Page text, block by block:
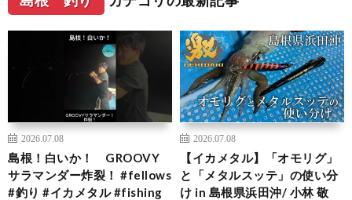
2026.07.08
島根！白いか！ GROOVY
サラマンダー炸裂！ #fellows
#釣り #イカメタル #fishing
2026.07.08
【イカメタル】「オモリグ」
と「メタルスッテ」の使い分
け in 島根県浜田沖/ 小林 敬